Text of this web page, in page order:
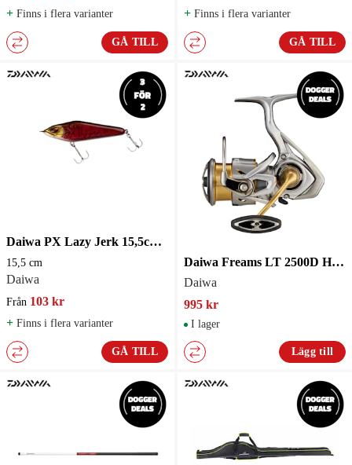
+ Finns i flera varianter
GÅ TILL
+ Finns i flera varianter
GÅ TILL
Daiwa PX Lazy Jerk 15,5cm 85g Slow Sink Jerkbait
15,5 cm
Daiwa
Från 103 kr
+ Finns i flera varianter
GÅ TILL
Daiwa Freams LT 2500D Haspelrulle
Daiwa
995 kr
I lager
Lägg till